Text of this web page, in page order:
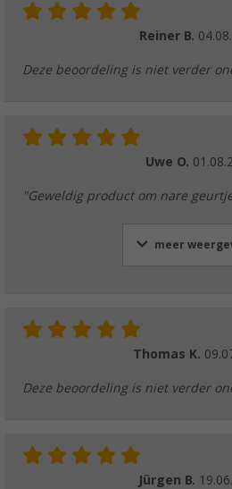
Reiner B.
Deze beoordeling is niet verder
Uwe O.
"Geweldig product om nare
meer
Thomas K.
Deze beoordeling is niet verder
Jürgen B.